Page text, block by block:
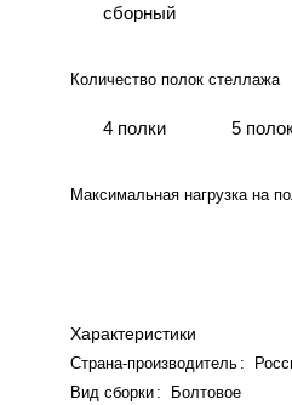
сборный
Количество полок стеллажа
4 полки 5
Максимальная нагрузка на
Характеристики
Страна-производитель :
Вид сборки :
Болтовое